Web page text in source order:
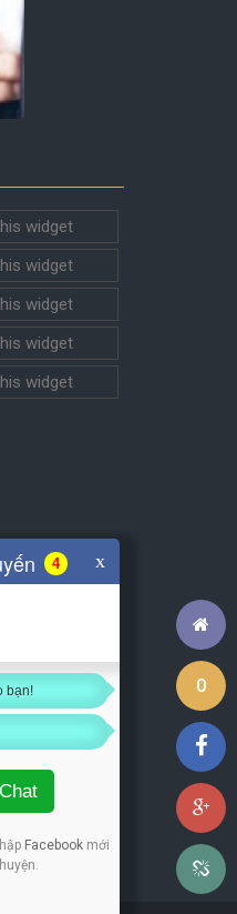
0
widget
widget
widget
widget
widget
4 x
bạn!
Facebookmới